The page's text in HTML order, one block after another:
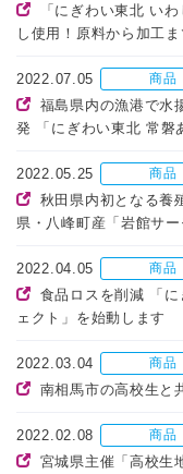
「にぎわい東北 い
し使用！原料から加工
2022.07.05 商品
福島県内の漁港で水
発 「にぎわい東北 常磐
2022.05.25 商品
秋田県内初となる養
県・八峰町産「岩館サ
2022.04.05 商品
食品ロスを削減 「
ェクト」を始動します
2022.03.04 商品
南相馬市の高校生と
2022.02.08 商品
宮城県主催「高校生